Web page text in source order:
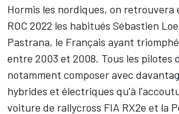
Hormis les nordiques, on retrouvera
ROC 2022 les habitués Sébastien
Pastrana, le Français ayant
entre 2003 et 2008. Tous les pilotes
notamment composer avec
hybrides et électriques qu'à
voiture de rallycross FIA RX2e et la